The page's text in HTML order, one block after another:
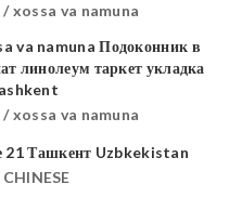
/ xossa va namuna
/ xossa va namuna